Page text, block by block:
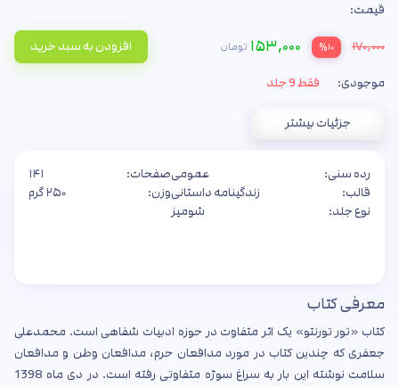
قیمت:
۱۷۰,۰۰۰ %۱۰ ۱۵۳,۰۰۰ تومان افزودن به سبد خرید
موجودی: فقط 9 جلد
جزئیات بیشتر
رده سنی:
عمومی
قالب:
زندگینامه داستانی
نوع جلد:
شومیز
صفحات:
۱۴۱
وزن:
۲۵۰ گرم
معرفی کتاب
کتاب «تور تورنتو» یک اثر متفاوت در حوزه ادبیات شفاهی است. محمدعلی
جعفری که چندین کتاب در مورد مدافعان حرم، مدافعان وطن و مدافعان
سلامت نوشته این بار به سراغ سوژه متفاوتی رفته است. در دی ماه 1398